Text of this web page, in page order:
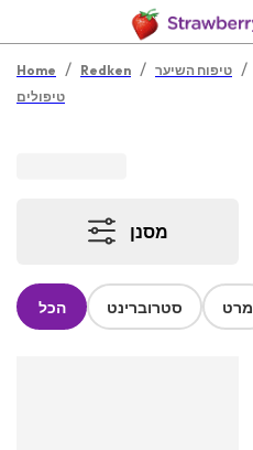
Home / Redken / טיפוח השיער /
טיפולים
מסנן
הכל סטרוברינט מרט